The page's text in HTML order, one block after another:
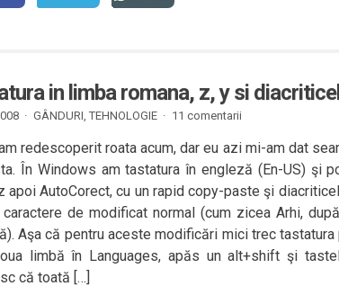
in limba romana, z, y si
· GÂNDURI, TEHNOLOGIE· 11 comentarii
redescoperit roata acum, dar eu azi mi-am dat
În Windows am tastatura în engleză (En-US) şi
apoi AutoCorect, cu un rapid copy-paste şi
caractere de modificat normal (cum zicea Arhi,
Aşa că pentru aceste modificări mici trec tastatura
limbă în Languages, apăs un alt+shift şi
că toată […]